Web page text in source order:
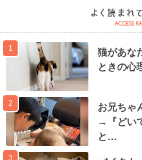
1
猫があな
ときの
2
お兄ちゃ
→『どい
と…
3